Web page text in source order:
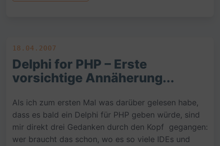
18.04.2007
Delphi for PHP – Erste
vorsichtige Annäherung...
Als ich zum ersten Mal was darüber gelesen habe,
dass es bald ein Delphi für PHP geben würde, sind
mir direkt drei Gedanken durch den Kopf gegangen:
wer braucht das schon, wo es so viele IDEs und